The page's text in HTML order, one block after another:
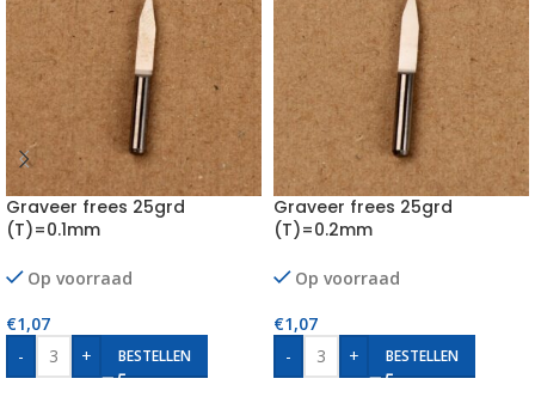
Graveer frees 25grd
(T)=0.1mm
Op voorraad
€1,07
-
+ BESTELLEN
Graveer frees 25grd
(T)=0.2mm
Op voorraad
€1,07
-
+ BESTELLEN